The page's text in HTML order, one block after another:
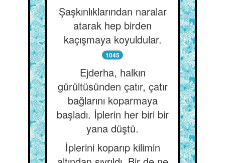
Şaşkınlıklarından naralar
atarak hep birden
kaçışmaya koyuldular.
1045
Ejderha, halkın
gürültüsünden çatır, çatır
bağlarını koparmaya
başladı. İplerin her biri bir
yana düştü.
İplerini koparıp kilimin